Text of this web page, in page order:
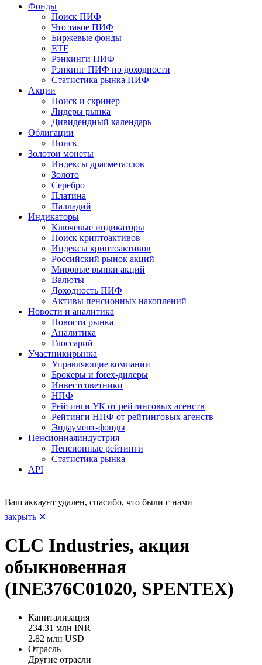
Фонды
Поиск ПИФ
Что такое ПИФ
Биржевые фонды
ETF
Рэнкинги ПИФ
Рэнкинг ПИФ по доходности
Статистика рынка ПИФ
Акции
Поиск и скринер
Лидеры рынка
Дивидендный календарь
Облигации
Поиск
Золотои монеты
Индексы драгметаллов
Золото
Серебро
Платина
Палладий
Индикаторы
Ключевые индикаторы
Поиск криптоактивов
Индексы криптоактивов
Российский рынок акций
Мировые рынки акций
Валюты
Доходность ПИФ
Активы пенсионных накоплений
Новости и аналитика
Новости рынка
Аналитика
Глоссарий
Участникирынка
Управляющие компании
Брокеры и forex-дилеры
Инвестсоветники
НПФ
Рейтинги УК от рейтинговых агенств
Рейтинги НПФ от рейтинговых агенств
Эндаумент-фонды
Пенсионнаяиндустрия
Пенсионные рейтинги
Статистика рынка
API
Ваш аккаунт удален, спасибо, что были с нами
закрыть ✕
CLC Industries, акция
обыкновенная
(INE376C01020, SPENTEX)
Капитализация
234.31 млн INR
2.82 млн USD
Отрасль
Другие отрасли